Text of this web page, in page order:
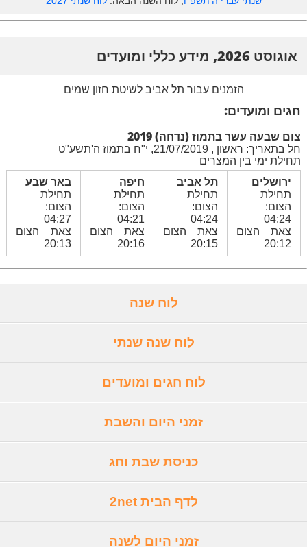
אוגוסט 2026, מידע כללי ומועדים
הזמנים עבור תל אביב לשיטת חזון שמים
חגים ומועדים:
צום שבעה עשר בתמוז (נדחה) 2019
חל בתאריך: ראשון , 21/07/2019, י"ח בתמוז ה'תשע"ט
תחילת ימי בין המצרים
ירושלים
תחילת
הצום:
04:24
צאת הצום
20:12
תל אביב
תחילת
הצום:
04:24
צאת הצום
20:15
חיפה
תחילת
הצום:
04:21
צאת הצום
20:16
באר שבע
תחילת
הצום:
04:27
צאת הצום
20:13
לוח שנה
לוח שנה שנתי
לוח חגים ומועדים
זמני היום והשבת
כניסת שבת וחג
לדף הבית 2net
זמני היום לשנה